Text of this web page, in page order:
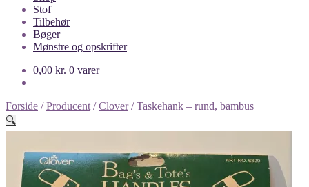
Stof
Tilbehør
Bøger
Mønstre og opskrifter
0,00 kr. 0 varer
Forside /Producent /Clover/Taskehank – rund, bambus
🔍